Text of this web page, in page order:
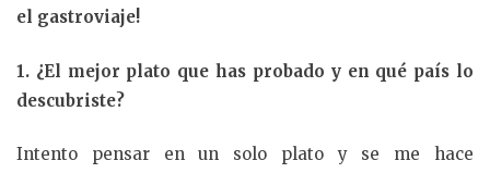
el gastroviaje!
1. ¿El mejor plato que has probado y en qué país lo
descubriste?
Intento pensar en un solo plato y se me hace